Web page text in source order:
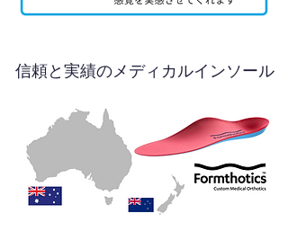
信頼と実績のメディカルインソール